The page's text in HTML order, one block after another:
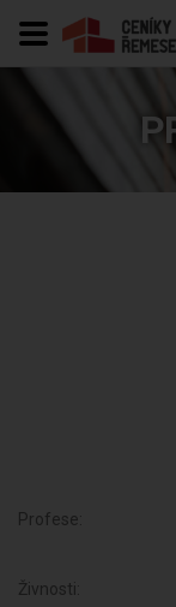
Profese:
Živnosti: